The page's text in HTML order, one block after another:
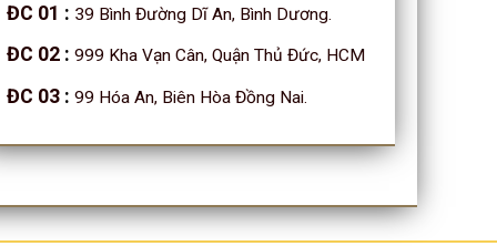
ĐC 01 : 39 Bình Đường Dĩ An, Bình Dương.
ĐC 02: 999 Kha Vạn Cân, Quận Thủ Đức, HCM
ĐC 03 : 99 Hóa An, Biên Hòa Đồng Nai.